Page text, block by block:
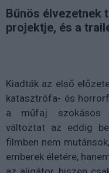
Bűnös élvezetnek
projektje, és a
Kiadták az első
katasztrófa- és
a műfaj szokásos
változtat az eddig
filmben nem
emberek életére,